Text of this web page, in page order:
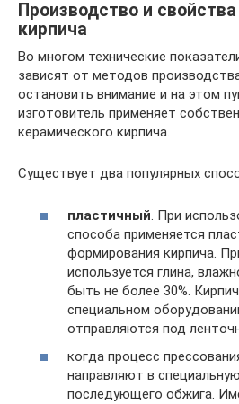
Производство и свойства
кирпича
Во многом технические
зависят от методов
остановить внимание и на этом
изготовитель применяет
керамического кирпича.
Существует два популярных
пластичный . При
способа применяется
формирования кирпича.
используется глина,
быть не более 30%.
специальном
отправляются под
когда процесс
направляют в
последующего обжига.